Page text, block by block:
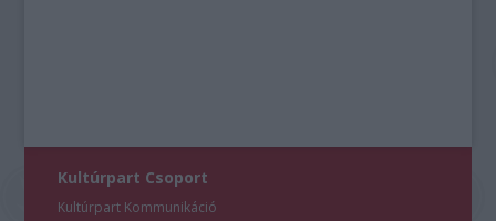
Kultúrpart Csoport
Kultúrpart Kommunikáció